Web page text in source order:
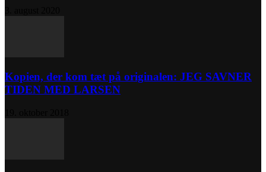
Kopien, der kom tæt på originalen: JEG SAVNER
TIDEN MED LARSEN